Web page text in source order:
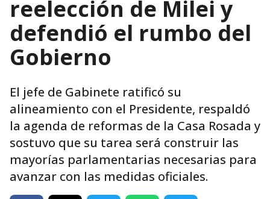
reelección de Milei y
defendió el rumbo del
Gobierno
El jefe de Gabinete ratificó su
alineamiento con el Presidente, respaldó
la agenda de reformas de la Casa Rosada y
sostuvo que su tarea será construir las
mayorías parlamentarias necesarias para
avanzar con las medidas oficiales.